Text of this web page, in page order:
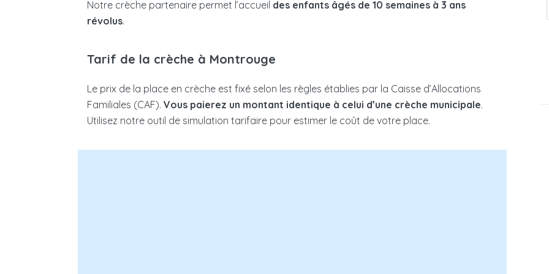
Notre crèche partenaire permet l’accueil des enfants âgés de 10 semaines à 3 ans
révolus.
Tarif de la crèche à Montrouge
Le prix de la place en crèche est fixé selon les règles établies par la Caisse d’Allocations
Familiales (CAF). Vous paierez un montant identique à celui d’une crèche municipale.
Utilisez notre outil de simulation tarifaire pour estimer le coût de votre place.